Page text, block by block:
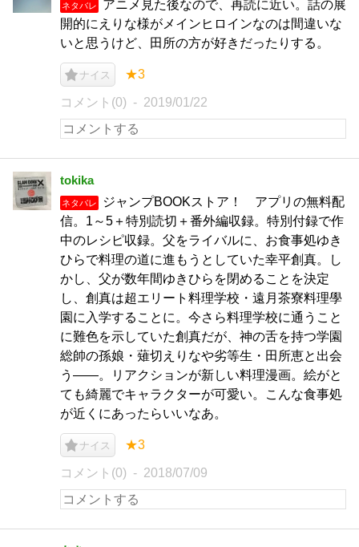
ネタバレ
アニメ見た後なので、再読に近い。話の展
開的にえりな様がメインヒロインなのは間違いな
いと思うけど、田所の方が好きだったりする。
ナイス ★3
コメント(0) 2019/01/22
tokika
ネタバレ
ジャンプBOOKストア！ アプリの無料配
信。1～5＋特別読切＋番外編収録。特別付録で作
中のレシピ収録。父をライバルに、お食事処ゆき
ひらで料理の道に進もうとしていた幸平創真。し
かし、父が数年間ゆきひらを閉めることを決定
し、創真は超エリート料理学校・遠月茶寮料理學
園に入学することに。今さら料理学校に通うこと
に難色を示していた創真だが、神の舌を持つ学園
総帥の孫娘・薙切えりなや劣等生・田所恵と出会
う――。リアクションが新しい料理漫画。絵がと
ても綺麗でキャラクターが可愛い。こんな食事処
が近くにあったらいいなあ。
ナイス ★3
コメント(0) 2018/07/09